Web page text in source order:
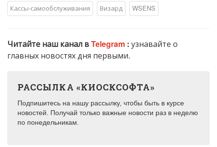
Кассы-самообслуживания
Визард WSENS
Читайте наш канал вTelegram : узнавайте о
главных новостях дня первыми.
РАССЫЛКА «КИОСКСОФТА»
Подпишитесь на нашу рассылку, чтобы быть в курсе
новостей. Получай только важные новости раз в неделю
по понедельникам.